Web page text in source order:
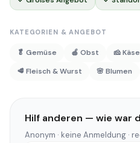
KATEGORIEN & ANGEBOT
🥬 Gemüse 🍎 Obst 🧀 Käse
🥩 Fleisch & Wurst
🌸 Blumen
Hilf anderen — wie war
Anonym · keine Anmeldung ·